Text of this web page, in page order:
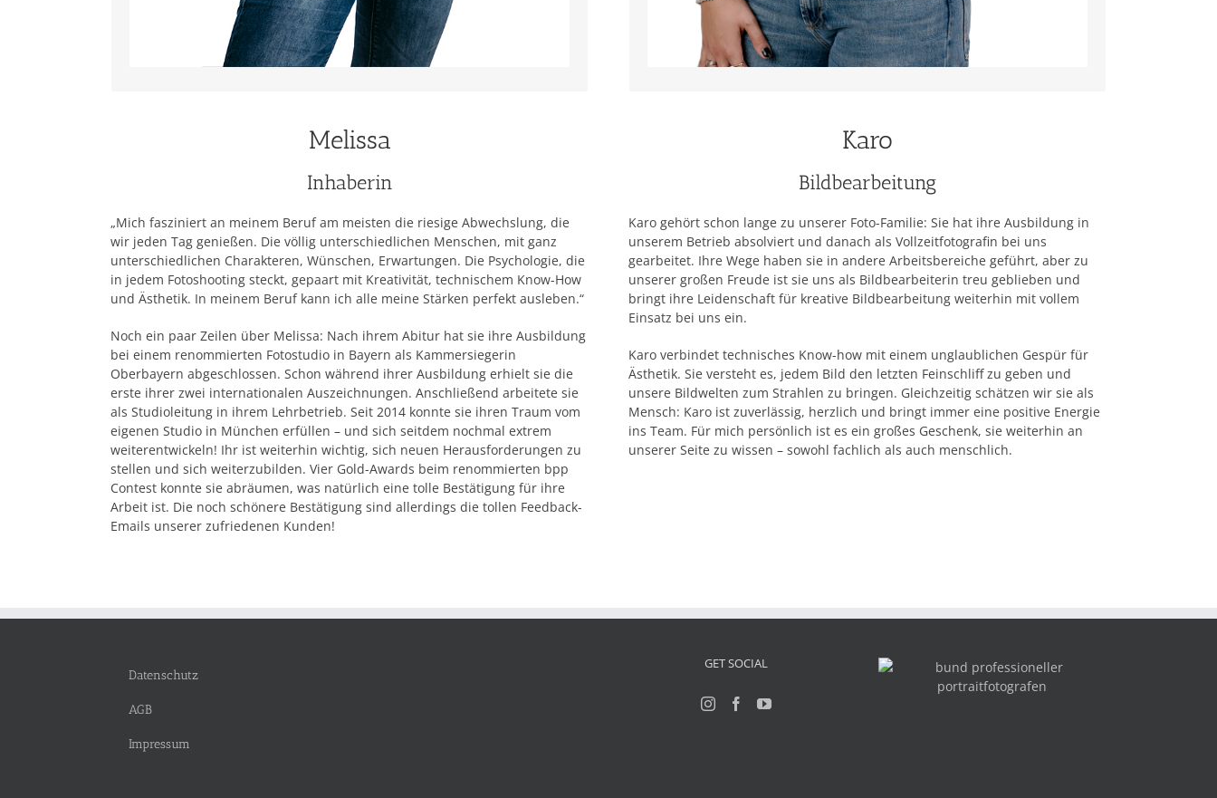
Melissa
Inhaberin
„Mich fasziniert an meinem Beruf am meisten die riesige Abwechslung, die
wir jeden Tag genießen. Die völlig unterschiedlichen Menschen, mit ganz
unterschiedlichen Charakteren, Wünschen, Erwartungen. Die Psychologie, die
in jedem Fotoshooting steckt, gepaart mit Kreativität, technischem Know-How
und Ästhetik. In meinem Beruf kann ich alle meine Stärken perfekt ausleben.“
Noch ein paar Zeilen über Melissa: Nach ihrem Abitur hat sie ihre Ausbildung
bei einem renommierten Fotostudio in Bayern als Kammersiegerin
Oberbayern abgeschlossen. Schon während ihrer Ausbildung erhielt sie die
erste ihrer zwei internationalen Auszeichnungen. Anschließend arbeitete sie
als Studioleitung in ihrem Lehrbetrieb. Seit 2014 konnte sie ihren Traum vom
eigenen Studio in München erfüllen – und sich seitdem nochmal extrem
weiterentwickeln! Ihr ist weiterhin wichtig, sich neuen Herausforderungen zu
stellen und sich weiterzubilden. Vier Gold-Awards beim renommierten bpp
Contest konnte sie abräumen, was natürlich eine tolle Bestätigung für ihre
Arbeit ist. Die noch schönere Bestätigung sind allerdings die tollen Feedback-
Emails unserer zufriedenen Kunden!
Karo
Bildbearbeitung
Karo gehört schon lange zu unserer Foto-Familie: Sie hat ihre Ausbildung in
unserem Betrieb absolviert und danach als Vollzeitfotografin bei uns
gearbeitet. Ihre Wege haben sie in andere Arbeitsbereiche geführt, aber zu
unserer großen Freude ist sie uns als Bildbearbeiterin treu geblieben und
bringt ihre Leidenschaft für kreative Bildbearbeitung weiterhin mit vollem
Einsatz bei uns ein.
Karo verbindet technisches Know-how mit einem unglaublichen Gespür für
Ästhetik. Sie versteht es, jedem Bild den letzten Feinschliff zu geben und
unsere Bildwelten zum Strahlen zu bringen. Gleichzeitig schätzen wir sie als
Mensch: Karo ist zuverlässig, herzlich und bringt immer eine positive Energie
ins Team. Für mich persönlich ist es ein großes Geschenk, sie weiterhin an
unserer Seite zu wissen – sowohl fachlich als auch menschlich.
Datenschutz
AGB
Impressum
GET SOCIAL